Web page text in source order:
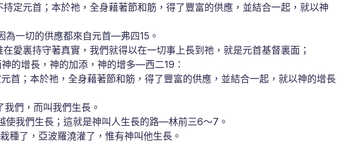
首；本於祂，全身藉著節和筋，得了豐富的供應，並結合一起，就以神
一切的供應都來自元首—弗四15。
守著真實，我們就得以在一切事上長到祂，就是元首基督裏面；
增長，神的加添，神的增多—西二19：
於祂，全身藉著節和筋，得了豐富的供應，並結合一起，就以神的增長
們，而叫我們生長。
們生長；這就是神叫人生長的路—林前三6～7。
，亞波羅澆灌了，惟有神叫他生長。